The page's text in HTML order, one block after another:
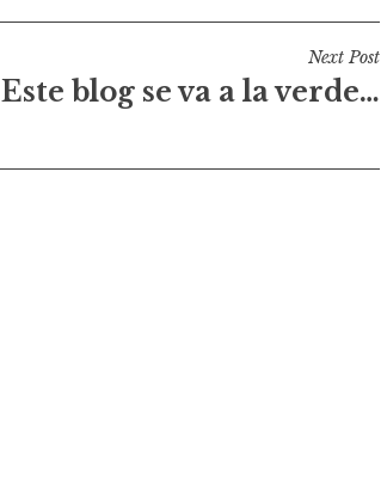
Next Post
Este blog se va a la verde…